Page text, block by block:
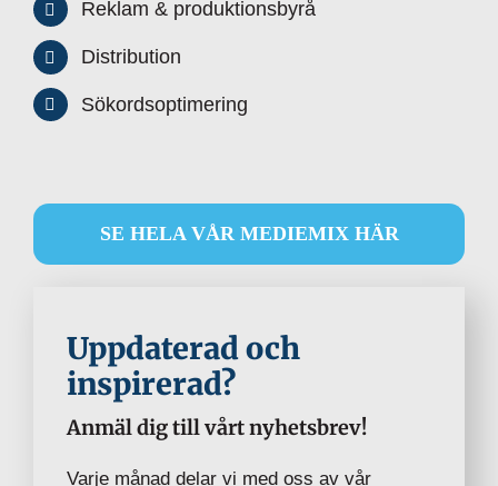
Reklam & produktionsbyrå
Distribution
Sökordsoptimering
SE HELA VÅR MEDIEMIX HÄR
Uppdaterad och
inspirerad?
Anmäl dig till vårt nyhetsbrev!
Varje månad delar vi med oss av vår